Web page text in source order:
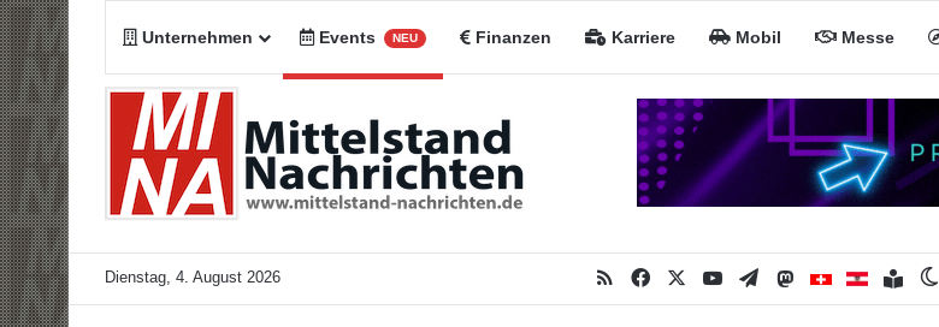
Unternehmen Events NEU Finanzen Karriere Mobil Messe
Dienstag, 4. August 2026 RSS Facebook YouTubeTelegramMastodonMiNa CHMiNa AT